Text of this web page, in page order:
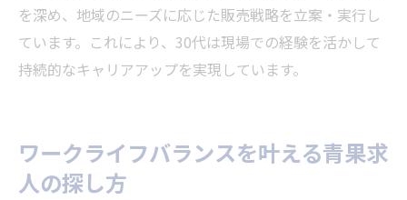
を深め、地域のニーズに応じた販売戦略を立案・実行し
ています。これにより、30代は現場での経験を活かして
持続的なキャリアアップを実現しています。
ワークライフバランスを叶える青果求
人の探し方